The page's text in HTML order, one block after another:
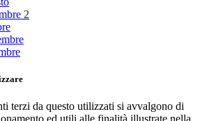
2
terzi da questo utilizzati si avvalgono di